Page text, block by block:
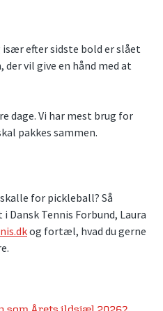
efter sidste bold er slået
vil give en hånd med at
dage. Vi har mest brug for
pakkes sammen.
for pickleball? Så
Tennis Forbund, Laura
og fortæl, hvad du gerne